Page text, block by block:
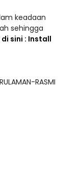
keadaan
sehingga
di sini : Install
RASMI